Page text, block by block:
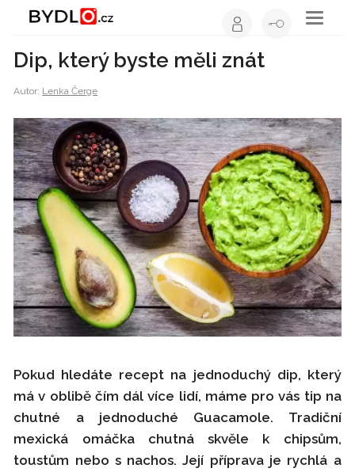
Toggle
Dip, který byste měli znát
Autor: Lenka Čerge
Pokud hledáte recept na jednoduchý dip, který
má v oblibě čím dál více lidí, máme pro vás tip na
chutné a jednoduché Guacamole. Tradiční
mexická omáčka chutná skvěle k chipsům,
toustům nebo s nachos. Její příprava je rychlá a